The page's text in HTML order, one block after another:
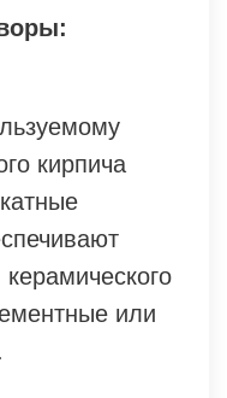
кирпича
или